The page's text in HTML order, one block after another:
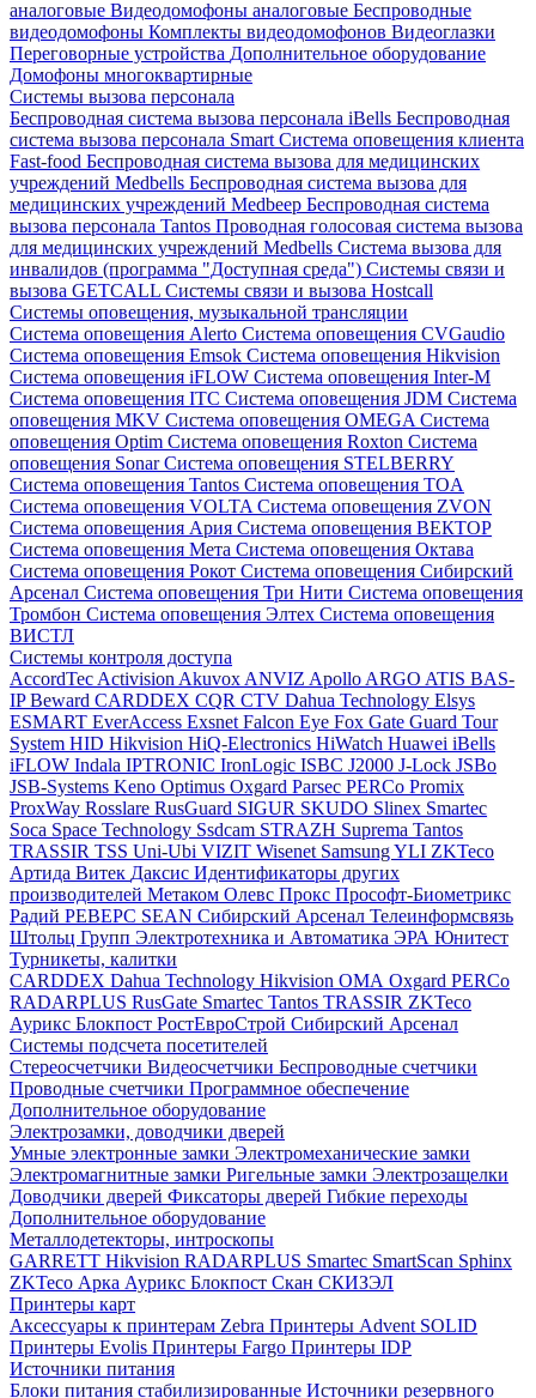
аналоговые Видеодомофоны аналоговые Беспроводные
видеодомофоны Комплекты видеодомофонов Видеоглазки
Переговорные устройства Дополнительное оборудование
Домофоны многоквартирные
Системы вызова персонала
Беспроводная система вызова персонала iBells Беспроводная
система вызова персонала Smart Система оповещения клиента
Fast-food Беспроводная система вызова для медицинских
учреждений Medbells Беспроводная система вызова для
медицинских учреждений Medbeep Беспроводная система
вызова персонала Tantos Проводная голосовая система вызова
для медицинских учреждений Medbells Система вызова для
инвалидов (программа "Доступная среда") Системы связи и
вызова GETCALL Системы связи и вызова Hostcall
Системы оповещения, музыкальной трансляции
Система оповещения Alerto Система оповещения CVGaudio
Система оповещения Emsok Система оповещения Hikvision
Система оповещения iFLOW Система оповещения Inter-M
Система оповещения ITC Система оповещения JDM Система
оповещения MKV Система оповещения OMEGA Система
оповещения Optim Система оповещения Roxton Система
оповещения SonarСистема оповещения STELBERRY
Система оповещения Tantos Система оповещения TOA
Система оповещения VOLTA Система оповещения ZVON
Система оповещения Ария Система оповещения ВЕКТОР
Система оповещения Мета Система оповещения Октава
Система оповещения Рокот Система оповещения Сибирский
Арсенал Система оповещения Три Нити Система оповещения
Тромбон Система оповещения Элтех Система оповещения
ВИСТЛ
Системы контроля доступа
AccordTec Activision Akuvox ANVIZ Apollo ARGO ATIS BAS-
IPBeward CARDDEX CQR CTV Dahua Technology Elsys
ESMART EverAccess Exsnet Falcon Eye Fox Gate Guard Tour
System HID Hikvision HiQ-Electronics HiWatch Huawei iBells
iFLOW Indala IPTRONIC IronLogic ISBC J2000 J-Lock JSBo
JSB-Systems Keno Optimus Oxgard Parsec PERCo Promix
ProxWay Rosslare RusGuard SIGUR SKUDO Slinex Smartec
Soca Space Technology Ssdcam STRAZH Suprema Tantos
TRASSIR TSS Uni-Ubi VIZIT Wisenet SamsungYLI ZKTeco
Артида Витек Даксис Идентификаторы других
производителей Метаком Олевс Прокс Прософт-Биометрикс
Радий РЕВЕРС SEAN Сибирский Арсенал Телеинформсвязь
Штольц Групп Электротехника и Автоматика ЭРА Юнитест
Турникеты, калитки
CARDDEX Dahua Technology Hikvision ОМА Oxgard PERCo
RADARPLUS RusGate Smartec Tantos TRASSIR ZKTeco
Аурикс Блокпост РостЕвроСтрой Сибирский Арсенал
Системы подсчета посетителей
Стереосчетчики Видеосчетчики Беспроводные счетчики
Проводные счетчики Программное обеспечение
Дополнительное оборудование
Электрозамки, доводчики дверей
Умные электронные замки Электромеханические замки
Электромагнитные замки Ригельные замки Электрозащелки
Доводчики дверей Фиксаторы дверей Гибкие переходы
Дополнительное оборудование
Металлодетекторы, интроскопы
GARRETT Hikvision RADARPLUS Smartec SmartScan Sphinx
ZKTeco Арка Аурикс Блокпост Скан СКИЗЭЛ
Принтеры карт
Аксессуары к принтерам Zebra Принтеры Advent SOLID
Принтеры Evolis Принтеры Fargo Принтеры IDP
Источники питания
Блоки питания стабилизированные Источники резервного